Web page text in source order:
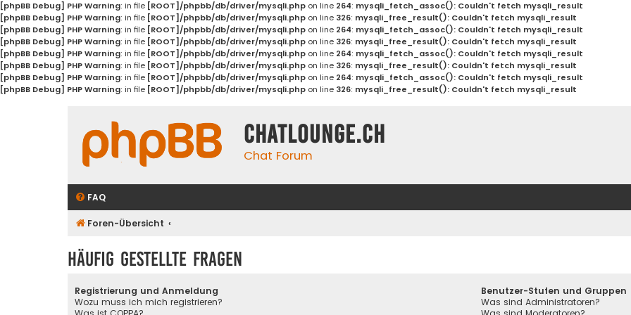
[phpBB Debug] PHP Warning: in file [ROOT]/phpbb/db/driver/mysqli.php on line 264: mysqli_fetch_assoc(): Couldn't fetch mysqli_result
[phpBB Debug] PHP Warning: in file [ROOT]/phpbb/db/driver/mysqli.php on line 326: mysqli_free_result(): Couldn't fetch mysqli_result
[phpBB Debug] PHP Warning: in file [ROOT]/phpbb/db/driver/mysqli.php on line 264: mysqli_fetch_assoc(): Couldn't fetch mysqli_result
[phpBB Debug] PHP Warning: in file [ROOT]/phpbb/db/driver/mysqli.php on line 326: mysqli_free_result(): Couldn't fetch mysqli_result
[phpBB Debug] PHP Warning: in file [ROOT]/phpbb/db/driver/mysqli.php on line 264: mysqli_fetch_assoc(): Couldn't fetch mysqli_result
[phpBB Debug] PHP Warning: in file [ROOT]/phpbb/db/driver/mysqli.php on line 326: mysqli_free_result(): Couldn't fetch mysqli_result
[phpBB Debug] PHP Warning: in file [ROOT]/phpbb/db/driver/mysqli.php on line 264: mysqli_fetch_assoc(): Couldn't fetch mysqli_result
[phpBB Debug] PHP Warning: in file [ROOT]/phpbb/db/driver/mysqli.php on line 326: mysqli_free_result(): Couldn't fetch mysqli_result
Chatlounge.ch
Chat Forum
FAQ
Foren-Übersicht
Häufig gestellte Fragen
Registrierung und Anmeldung
Wozu muss ich mich registrieren?
Benutzer-Stufen und Gruppen
Was sind Administratoren?